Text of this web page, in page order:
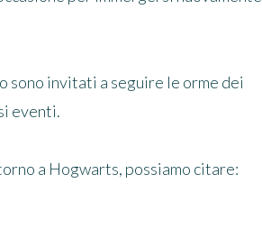
sono invitati a seguire le orme dei
eventi.
a Hogwarts, possiamo citare: